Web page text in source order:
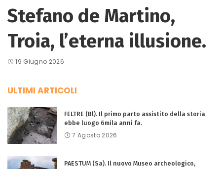
Stefano de Martino,
Troia, l’eterna illusione.
19 Giugno 2026
ULTIMI ARTICOLI
FELTRE (Bl). Il primo parto assistito della storia
ebbe luogo 6mila anni fa.
7 Agosto 2026
PAESTUM (Sa). Il nuovo Museo archeologico,